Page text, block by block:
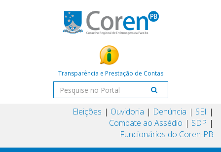
Transparência e Prestação de Contas
Eleições Ouvidoria Denúncia
SEI
Combate ao Assédio
SDP
Funcionários do Coren-PB